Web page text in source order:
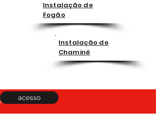
Instalação de
Fogão
Instalação de
Chaminé
Post acesso